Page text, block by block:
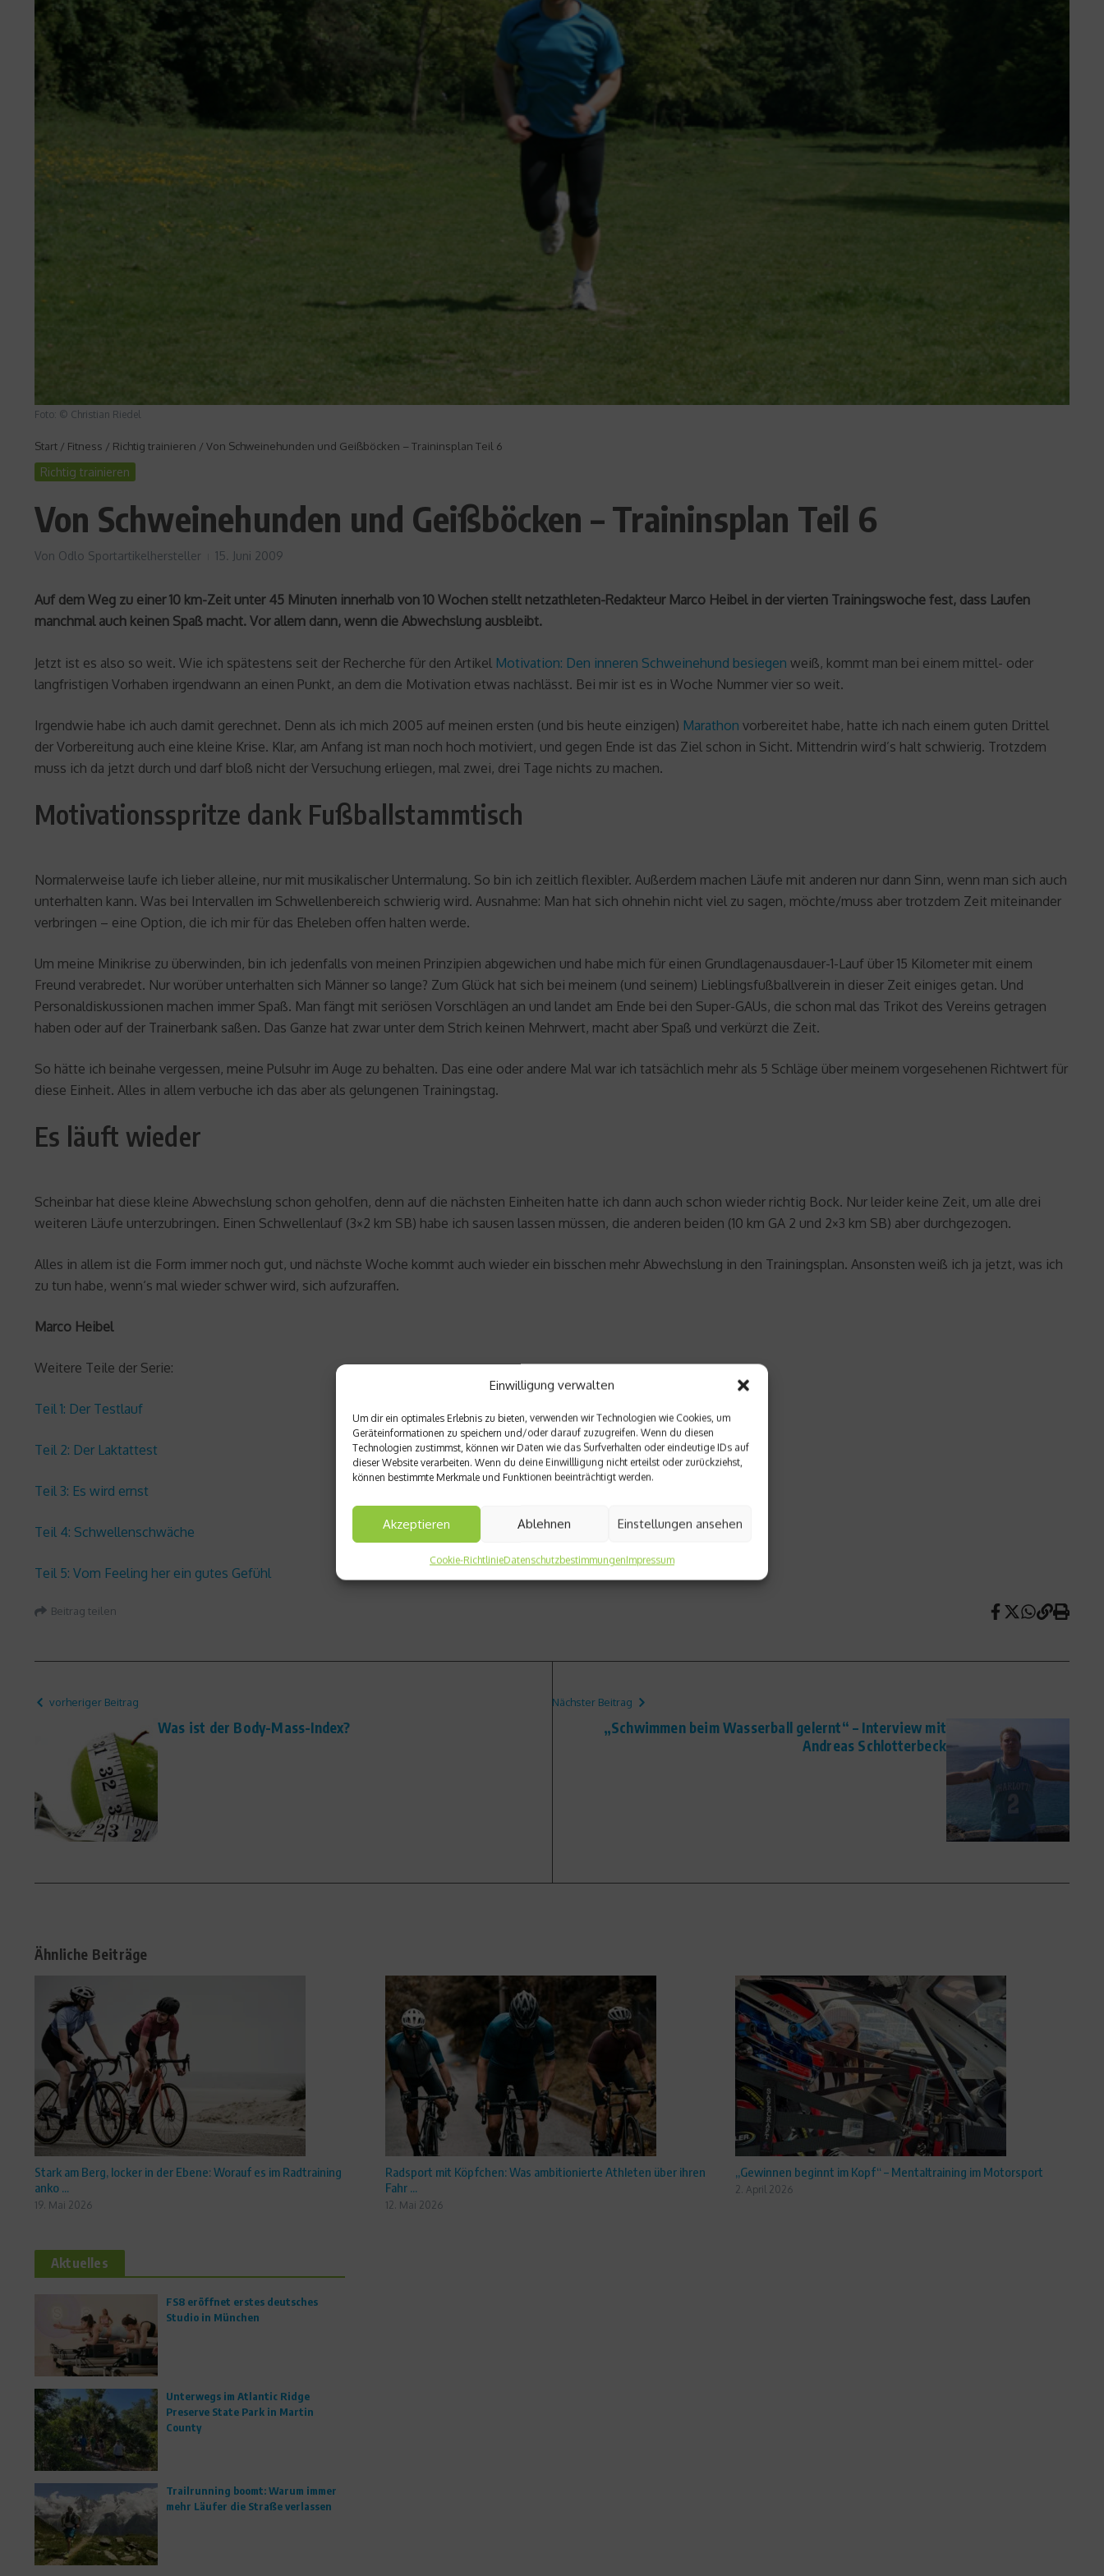
Einwilligung verwalten
Um dir ein optimales Erlebnis zu bieten, verwenden wir Technologien wie Cookies, um
Geräteinformationen zu speichern und/oder darauf zuzugreifen. Wenn du diesen
Technologien zustimmst, können wir Daten wie das Surfverhalten oder eindeutige IDs auf
dieser Website verarbeiten. Wenn du deine Einwillligung nicht erteilst oder zurückziehst,
können bestimmte Merkmale und Funktionen beeinträchtigt werden.
Akzeptieren Ablehnen Einstellungen ansehen
Cookie-RichtlinieDatenschutzbestimmungenImpressum
Foto: © Christian Riedel
Start / Fitness / Richtig trainieren / Von Schweinehunden und Geißböcken – Traininsplan Teil 6
Richtig trainieren
Von Schweinehunden und Geißböcken – Traininsplan Teil 6
Von Odlo Sportartikelhersteller 15. Juni 2009
Auf dem Weg zu einer 10 km-Zeit unter 45 Minuten innerhalb von 10 Wochen stellt netzathleten-Redakteur Marco Heibel in der vierten Trainingswoche fest, dass Laufen
manchmal auch keinen Spaß macht. Vor allem dann, wenn die Abwechslung ausbleibt.
Jetzt ist es also so weit. Wie ich spätestens seit der Recherche für den Artikel Motivation: Den inneren Schweinehund besiegen weiß, kommt man bei einem mittel- oder
langfristigen Vorhaben irgendwann an einen Punkt, an dem die Motivation etwas nachlässt. Bei mir ist es in Woche Nummer vier so weit.
Irgendwie habe ich auch damit gerechnet. Denn als ich mich 2005 auf meinen ersten (und bis heute einzigen) Marathon vorbereitet habe, hatte ich nach einem guten Drittel
der Vorbereitung auch eine kleine Krise. Klar, am Anfang ist man noch hoch motiviert, und gegen Ende ist das Ziel schon in Sicht. Mittendrin wird’s halt schwierig. Trotzdem
muss ich da jetzt durch und darf bloß nicht der Versuchung erliegen, mal zwei, drei Tage nichts zu machen.
Motivationsspritze dank Fußballstammtisch
Normalerweise laufe ich lieber alleine, nur mit musikalischer Untermalung. So bin ich zeitlich flexibler. Außerdem machen Läufe mit anderen nur dann Sinn, wenn man sich auch
unterhalten kann. Was bei Intervallen im Schwellenbereich schwierig wird. Ausnahme: Man hat sich ohnehin nicht viel zu sagen, möchte/muss aber trotzdem Zeit miteinander
verbringen – eine Option, die ich mir für das Eheleben offen halten werde.
Um meine Minikrise zu überwinden, bin ich jedenfalls von meinen Prinzipien abgewichen und habe mich für einen Grundlagenausdauer-1-Lauf über 15 Kilometer mit einem
Freund verabredet. Nur worüber unterhalten sich Männer so lange? Zum Glück hat sich bei meinem (und seinem) Lieblingsfußballverein in dieser Zeit einiges getan. Und
Personaldiskussionen machen immer Spaß. Man fängt mit seriösen Vorschlägen an und landet am Ende bei den Super-GAUs, die schon mal das Trikot des Vereins getragen
haben oder auf der Trainerbank saßen. Das Ganze hat zwar unter dem Strich keinen Mehrwert, macht aber Spaß und verkürzt die Zeit.
So hätte ich beinahe vergessen, meine Pulsuhr im Auge zu behalten. Das eine oder andere Mal war ich tatsächlich mehr als 5 Schläge über meinem vorgesehenen Richtwert für
diese Einheit. Alles in allem verbuche ich das aber als gelungenen Trainingstag.
Es läuft wieder
Scheinbar hat diese kleine Abwechslung schon geholfen, denn auf die nächsten Einheiten hatte ich dann auch schon wieder richtig Bock. Nur leider keine Zeit, um alle drei
weiteren Läufe unterzubringen. Einen Schwellenlauf (3×2 km SB) habe ich sausen lassen müssen, die anderen beiden (10 km GA 2 und 2×3 km SB) aber durchgezogen.
Alles in allem ist die Form immer noch gut, und nächste Woche kommt auch wieder ein bisschen mehr Abwechslung in den Trainingsplan. Ansonsten weiß ich ja jetzt, was ich
zu tun habe, wenn‘s mal wieder schwer wird, sich aufzuraffen.
Marco Heibel
Weitere Teile der Serie:
Teil 1: Der Testlauf
Teil 2: Der Laktattest
Teil 3: Es wird ernst
Teil 4: Schwellenschwäche
Teil 5: Vom Feeling her ein gutes Gefühl
Beitrag teilen
vorheriger Beitrag
Was ist der Body-Mass-Index?
Nächster Beitrag
„Schwimmen beim Wasserball gelernt“ – Interview mit
Andreas Schlotterbeck
Ähnliche Beiträge
Stark am Berg, locker in der Ebene: Worauf es im Radtraining
anko ...
19. Mai 2026
Radsport mit Köpfchen: Was ambitionierte Athleten über ihren
Fahr ...
12. Mai 2026
„Gewinnen beginnt im Kopf“ – Mentaltraining im Motorsport
2. April 2026
Aktuelles
FS8 eröffnet erstes deutsches
Studio in München
Unterwegs im Atlantic Ridge
Preserve State Park in Martin
County
Trailrunning boomt: Warum immer
mehr Läufer die Straße verlassen